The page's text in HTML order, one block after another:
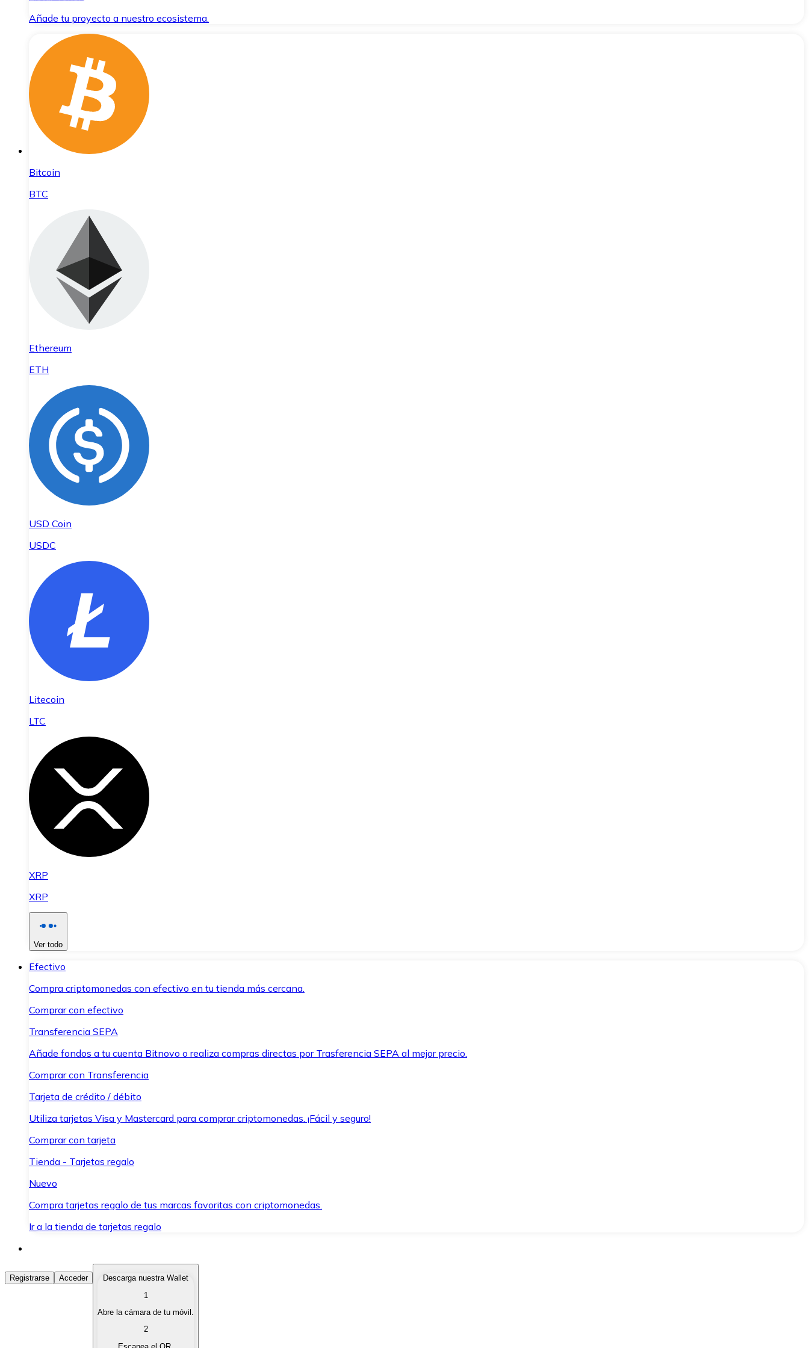
Añade tu proyecto a nuestro ecosistema.
Bitcoin
BTC
Ethereum
ETH
USD Coin
USDC
Litecoin
LTC
XRP
XRP
Ver todo
Efectivo
Compra criptomonedas con efectivo en tu tienda más cercana.
Comprar con efectivo
Transferencia SEPA
Añade fondos a tu cuenta Bitnovo o realiza compras directas por Trasferencia SEPA al mejor precio.
Comprar con Transferencia
Tarjeta de crédito / débito
Utiliza tarjetas Visa y Mastercard para comprar criptomonedas. ¡Fácil y seguro!
Comprar con tarjeta
Tienda - Tarjetas regalo
Nuevo
Compra tarjetas regalo de tus marcas favoritas con criptomonedas.
Ir a la tienda de tarjetas regalo
Comprar Criptomonedas
Compra criptomonedas con diferentes métodos de pago.
Vende tus criptomonedas de forma rápida y segura.
Registrarse Acceder
Descarga nuestra Wallet
1
Abre la cámara de tu móvil.
2